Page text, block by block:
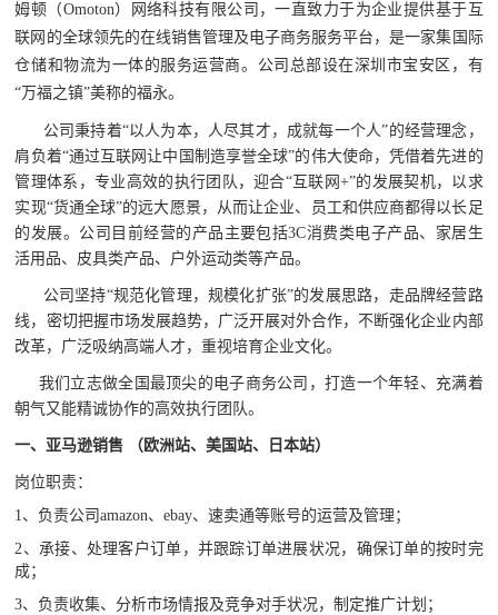
姆顿（Omoton）网络科技有限公司，一直致力于为企业提供基于互
联网的全球领先的在线销售管理及电子商务服务平台，是一家集国际
仓储和物流为一体的服务运营商。公司总部设在深圳市宝安区，有
“万福之镇”美称的福永。
公司秉持着“以人为本，人尽其才，成就每一个人”的经营理念，
肩负着“通过互联网让中国制造享誉全球”的伟大使命，凭借着先进的
管理体系，专业高效的执行团队，迎合“互联网+”的发展契机，以求
实现“货通全球”的远大愿景，从而让企业、员工和供应商都得以长足
的发展。公司目前经营的产品主要包括3C消费类电子产品、家居生
活用品、皮具类产品、户外运动类等产品。
公司坚持“规范化管理，规模化扩张”的发展思路，走品牌经营路
线，密切把握市场发展趋势，广泛开展对外合作，不断强化企业内部
改革，广泛吸纳高端人才，重视培育企业文化。
我们立志做全国最顶尖的电子商务公司，打造一个年轻、充满着
朝气又能精诚协作的高效执行团队。
一、亚马逊销售 （欧洲站、美国站、日本站）
岗位职责：
1、 负责公司amazon、ebay、速卖通等账号的运营及管理；
2、 承接、处理客户订单，并跟踪订单进展状况，确保订单的按时完
成；
3、 负责收集、分析市场情报及竞争对手状况，制定推广计划；